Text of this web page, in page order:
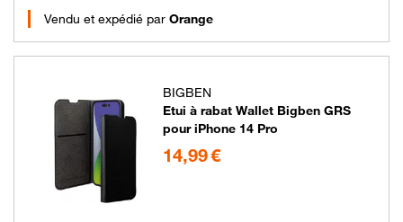
Vendu et expédié par Orange
BIGBEN
Etui à rabat Wallet Bigben GRS
pour iPhone 14 Pro
14,99 €